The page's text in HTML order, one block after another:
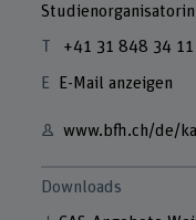
Studienorganisatorin
+41 31 848 34 11
E-Mail anzeigen
www.bfh.ch/de/
Downloads